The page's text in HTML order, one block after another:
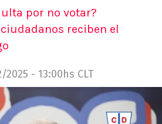
por no votar?
reciben el
2025 - 13:00hs CLT